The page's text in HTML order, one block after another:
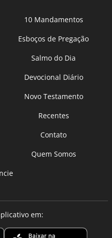
10 Mandamentos
Esboços de Pregação
Salmo do Dia
Devocional Diário
Novo Testamento
Recentes
Contato
Quem Somos
em: